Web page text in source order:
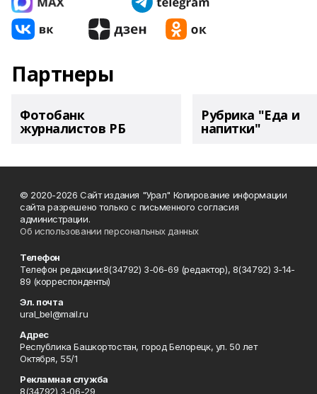
Партнеры
Фотобанк
журналистов РБ
Рубрика "Еда и
напитки"
© 2020-2026 Сайт издания "Урал" Копирование информации
сайта разрешено только с письменного согласия
администрации.
Об использовании персональных данных
Телефон
Телефон редакции:8(34792) 3-06-69 (редактор), 8(34792) 3-14-
89 (корреспонденты)
Эл. почта
ural_bel@mail.ru
Адрес
Республика Башкортостан, город Белорецк, ул. 50 лет
Октября, 55/1
Рекламная служба
8(34792) 3-06-29